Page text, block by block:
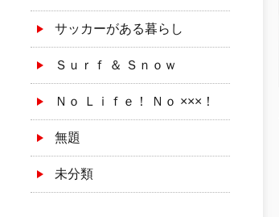
サッカーがある暮らし
Ｓｕｒｆ ＆ Ｓｎｏｗ
Ｎｏ Ｌｉｆｅ！ Ｎｏ ×××！
無題
未分類